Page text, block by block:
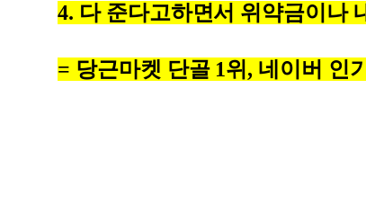
4. 다 준다고하면서 위약금이나
= 당근마켓 단골 1위, 네이버 인